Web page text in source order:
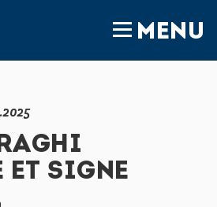
MENU
ET SIGNE